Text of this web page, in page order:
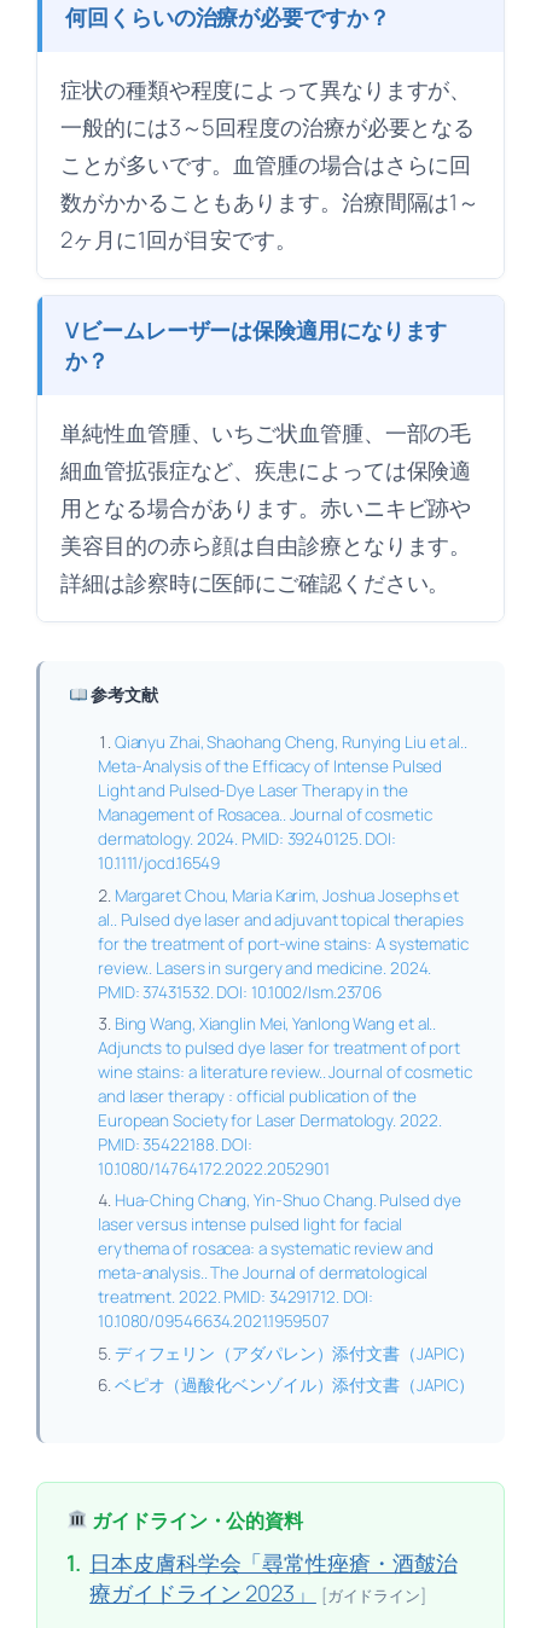
何回くらいの治療が必要ですか？
症状の種類や程度によって異なりますが、
一般的には3～5回程度の治療が必要となる
ことが多いです。血管腫の場合はさらに回
数がかかることもあります。治療間隔は1～
2ヶ月に1回が目安です。
Vビームレーザーは保険適用になります
か？
単純性血管腫、いちご状血管腫、一部の毛
細血管拡張症など、疾患によっては保険適
用となる場合があります。赤いニキビ跡や
美容目的の赤ら顔は自由診療となります。
詳細は診察時に医師にご確認ください。
参考文献
Qianyu Zhai, Shaohang Cheng, Runying Liu et al..
Meta-Analysis of the Efficacy of Intense Pulsed
Light and Pulsed-Dye Laser Therapy in the
Management of Rosacea.. Journal of cosmetic
dermatology. 2024. PMID: 39240125. DOI:
10.1111/jocd.16549
Margaret Chou, Maria Karim, Joshua Josephs et
al.. Pulsed dye laser and adjuvant topical therapies
for the treatment of port-wine stains: A systematic
review.. Lasers in surgery and medicine. 2024.
PMID: 37431532. DOI: 10.1002/lsm.23706
Bing Wang, Xianglin Mei, Yanlong Wang et al..
Adjuncts to pulsed dye laser for treatment of port
wine stains: a literature review.. Journal of cosmetic
and laser therapy : official publication of the
European Society for Laser Dermatology. 2022.
PMID: 35422188. DOI:
10.1080/14764172.2022.2052901
Hua-Ching Chang, Yin-Shuo Chang. Pulsed dye
laser versus intense pulsed light for facial
erythema of rosacea: a systematic review and
meta-analysis.. The Journal of dermatological
treatment. 2022. PMID: 34291712. DOI:
10.1080/09546634.2021.1959507
ディフェリン（アダパレン）添付文書（JAPIC）
ベピオ（過酸化ベンゾイル）添付文書（JAPIC）
ガイドライン・公的資料
1. 日本皮膚科学会「尋常性痤瘡・酒皶治
療ガイドライン 2023」
[ガイドライン]